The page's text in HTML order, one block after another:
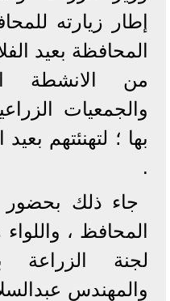
إطار زيارته
المحافظة بعيد
من الانشطة
والجمعيات
بها ؛ لتهنئتهم
.
جاء ذلك بحضور
المحافظ ،
لجنة
والمهندس